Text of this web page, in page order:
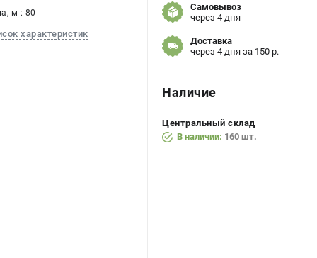
Самовывоз
через 4 дня
Доставка
через 4 дня за 150 р.
Наличие
Центральный склад
В наличии: 160 шт.
м : 80
характеристик